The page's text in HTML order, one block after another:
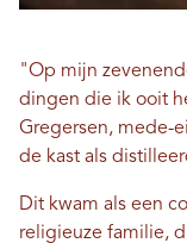
"Op mijn
dingen die ik ooit
Gregersen, mede-
de kast als
Dit kwam als een
religieuze familie,